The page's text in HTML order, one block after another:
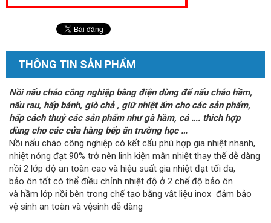
THÔNG TIN SẢN PHẨM
Nồi nấu cháo công nghiệp bằng điện dùng để nấu cháo hầm,
nấu rau, hấp bánh, giò chả , giữ nhiệt ấm cho các sản phẩm,
hấp cách thuỷ các sản phẩm như gà hầm, cá …. thich hợp
dùng cho các cửa hàng bếp ăn trường học …
Nồi nấu cháo công nghiệp có kết cấu phù hợp gia nhiệt nhanh,
nhiệt nóng đạt 90% trở nên linh kiện mân nhiệt thay thế dễ dàng
nồi 2 lớp độ an toàn cao và hiệu suất gia nhiệt đạt tối đa,
bảo ôn tốt có thể điều chỉnh nhiệt độ ở 2 chế độ bảo ôn
và hầm lớp nồi bên trong chế tạo bằng vật liệu inox đảm bảo
vệ sinh an toàn và vệsinh dễ dàng